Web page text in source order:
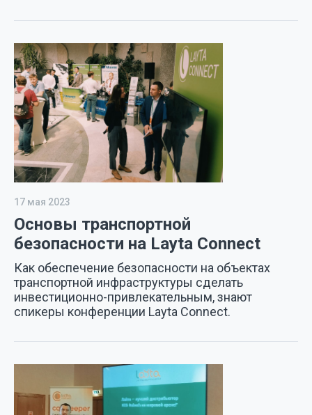
17 мая 2023
Основы транспортной
безопасности на Layta Connect
Как обеспечение безопасности на объектах
транспортной инфраструктуры сделать
инвестиционно-привлекательным, знают
спикеры конференции Layta Connect.